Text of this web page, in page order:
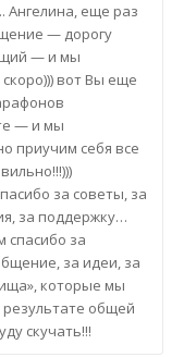
Ангелина, еще раз
— дорогу
— и мы
вот Вы еще
— и мы
приучим себя все
за советы, за
за поддержку…
спасибо за
за идеи, за
которые мы
результате общей
скучать!!!